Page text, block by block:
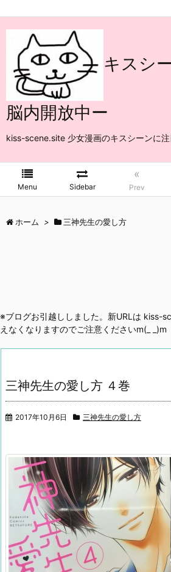
キスシ
脳内開放中ー
kiss-scene.site 少女漫画のキスシーンに注
Menu Sidebar
«
Prev
ホーム > 三神先生の愛し方
※ブログお引越ししました。新URLは kiss-
えなくなりますのでご注意くださいm(_ _)m
三神先生の愛し方 ４巻
2017年10月6日 三神先生の愛し方